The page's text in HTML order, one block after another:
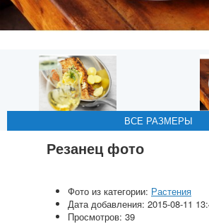
ВСЕ РАЗМЕРЫ
ВСЕ РАЗМЕРЫ
ВСЕ РАЗМЕРЫ
ВСЕ РАЗМЕРЫ
Резанец фото
Фото из категории: Растения
Дата добавления: 2015-08-11
Просмотров: 39